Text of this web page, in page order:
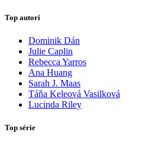
Top autori
Dominik Dán
Julie Caplin
Rebecca Yarros
Ana Huang
Sarah J. Maas
Táňa Keleová Vasilková
Lucinda Riley
Top série